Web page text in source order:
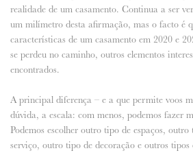
realidade de um casamento. Continua a ser
um milímetro desta afirmação, mas o facto é
características de um casamento em 2020 e
se perdeu no caminho, outros elementos
encontrados.
A principal diferença – e a que permite voos
dúvida, a escala: com menos, podemos fazer
Podemos escolher outro tipo de espaços, outro
serviço, outro tipo de decoração e outros tipos